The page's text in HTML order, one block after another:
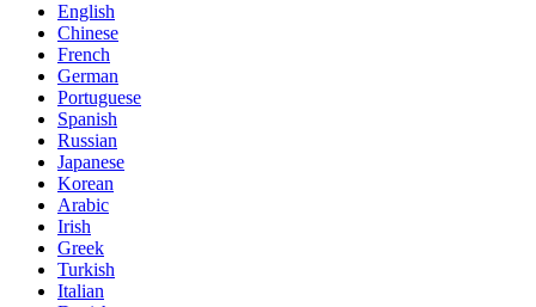
English
Chinese
French
German
Portuguese
Spanish
Russian
Japanese
Korean
Arabic
Irish
Greek
Turkish
Italian